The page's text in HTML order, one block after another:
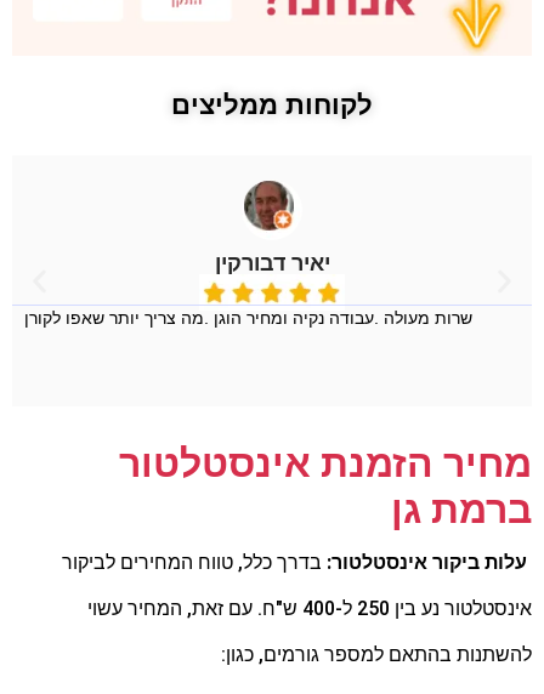
לקוחות ממליצים
יאיר דבורקין
שרות מעולה .עבודה נקיה ומחיר הוגן .מה צריך יותר שאפו לקורן
מחיר הזמנת אינסטלטור
ברמת גן
עלות ביקור אינסטלטור: בדרך כלל, טווח המחירים לביקור
אינסטלטור נע בין 250 ל-400 ש"ח.
עם זאת, המחיר עשוי
להשתנות בהתאם למספר גורמים, כגון: